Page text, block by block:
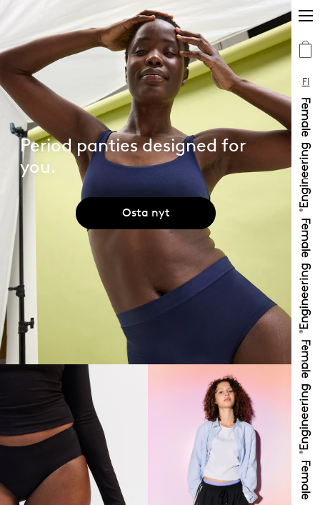
FI
Period panties designed for
you.
Osta nyt